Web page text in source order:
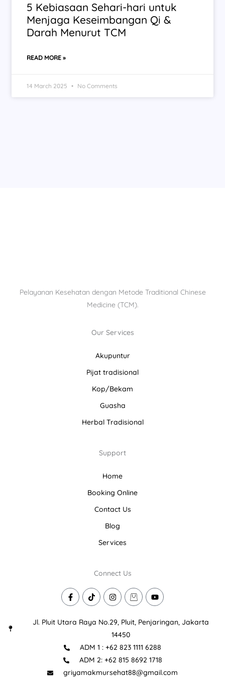
5 Kebiasaan Sehari-hari untuk
Menjaga Keseimbangan Qi &
Darah Menurut TCM
READ MORE »
14 March 2025 No Comments
Pelayanan Kesehatan dengan Metode Traditional Chinese
Medicine (TCM).
Our Services
Akupuntur
Pijat tradisional
Kop/Bekam
Guasha
Herbal Tradisional
Support
Home
Booking Online
Contact Us
Blog
Services
Connect Us
F
a
e
b
k
T
i
t
o
I
n
t
a
g
a
m
I
c
n
-
o
p
p
i
Y
o
t
u
Jl. Pluit Utara Raya No.29, Pluit, Penjaringan, Jakarta
14450
ADM 1 : +62 823 1111 6288
ADM 2: +62 815 8692 1718
griyamakmursehat88@gmail.com